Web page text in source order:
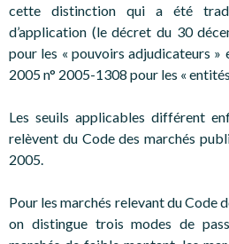
cette distinction qui a été
d’application (le décret du 30
pour les « pouvoirs adjudicateurs
2005 n° 2005-1308 pour les «
Les seuils applicables différent
relèvent du Code des marchés
2005.
Pour les marchés relevant du Code
on distingue trois modes de